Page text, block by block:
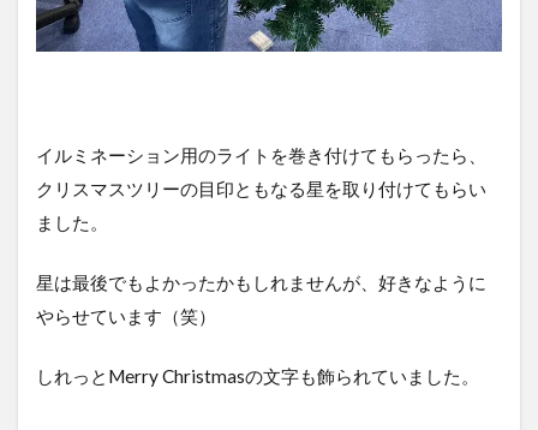
イルミネーション用のライトを巻き付けてもらったら、
クリスマスツリーの目印ともなる星を取り付けてもらい
ました。
星は最後でもよかったかもしれませんが、好きなように
やらせています（笑）
しれっとMerry Christmasの文字も飾られていました。